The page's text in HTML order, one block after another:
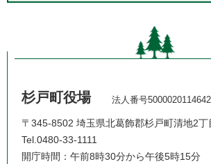
杉戸町役場 法人番号5000020114642
〒345-8502 埼玉県北葛飾郡杉戸町清地2
Tel.0480-33-1111
開庁時間：午前8時30分から午後5時15分